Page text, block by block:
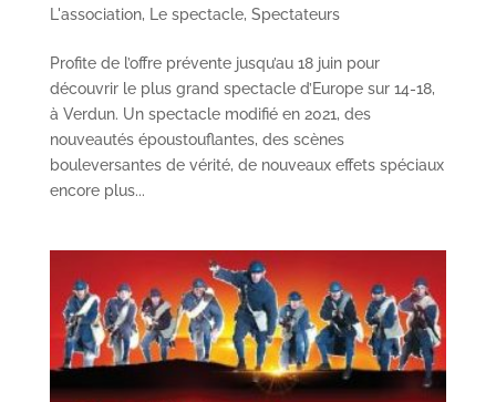
L'association, Le spectacle, Spectateurs
Profite de l’offre prévente jusqu’au 18 juin pour
découvrir le plus grand spectacle d’Europe sur 14-18,
à Verdun. Un spectacle modifié en 2021, des
nouveautés époustouflantes, des scènes
bouleversantes de vérité, de nouveaux effets spéciaux
encore plus...